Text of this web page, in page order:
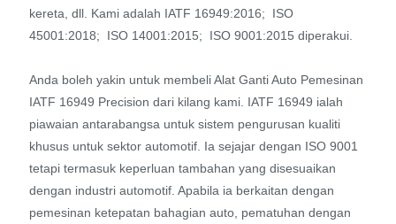
kereta, dll. Kami adalah IATF 16949:2016; ISO
45001:2018; ISO 14001:2015; ISO 9001:2015 diperakui.
Anda boleh yakin untuk membeli Alat Ganti Auto Pemesinan
IATF 16949 Precision dari kilang kami. IATF 16949 ialah
piawaian antarabangsa untuk sistem pengurusan kualiti
khusus untuk sektor automotif. Ia sejajar dengan ISO 9001
tetapi termasuk keperluan tambahan yang disesuaikan
dengan industri automotif. Apabila ia berkaitan dengan
pemesinan ketepatan bahagian auto, pematuhan dengan